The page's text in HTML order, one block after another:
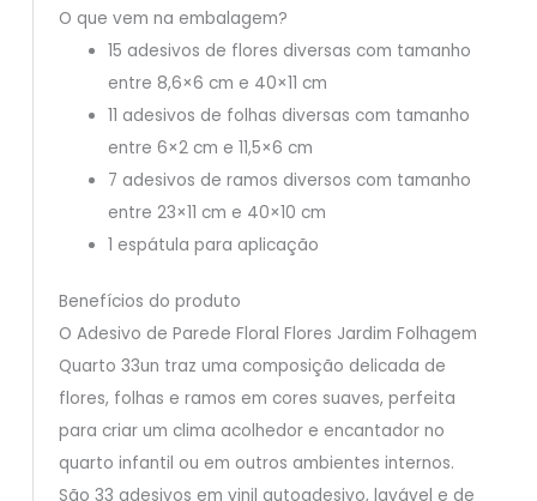
O que vem na embalagem?
15 adesivos de flores diversas com tamanho
entre 8,6×6 cm e 40×11 cm
11 adesivos de folhas diversas com tamanho
entre 6×2 cm e 11,5×6 cm
7 adesivos de ramos diversos com tamanho
entre 23×11 cm e 40×10 cm
1 espátula para aplicação
Benefícios do produto
O Adesivo de Parede Floral Flores Jardim Folhagem
Quarto 33un traz uma composição delicada de
flores, folhas e ramos em cores suaves, perfeita
para criar um clima acolhedor e encantador no
quarto infantil ou em outros ambientes internos.
São 33 adesivos em vinil autoadesivo, lavável e de